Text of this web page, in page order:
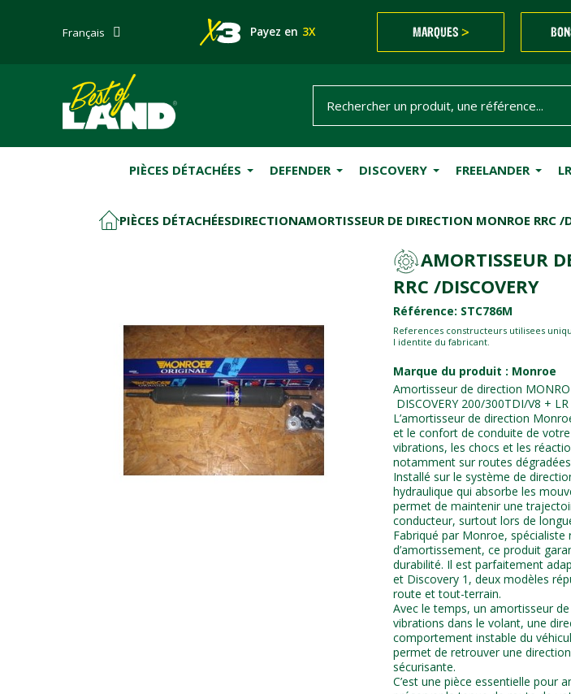
Français Payez en 3X MARQUES >
PIÈCES DÉTACHÉES DEFENDER DISCOVERY FREELANDER
PIÈCES DÉTACHÉESDIRECTIONAMORTISSEUR DE DIRECTION MONROE RRC /
AMORTISSEUR
RRC /DISCOVERY
Référence: STC786M
References constructeurs utilisees
l identite du fabricant.
Marque du produit : Monroe
Amortisseur de direction
DISCOVERY 200/300TDI/V8 +
L’amortisseur de direction
et le confort de conduite de
vibrations, les chocs et les
notamment sur routes
Installé sur le système de
hydraulique qui absorbe les
permet de maintenir une
conducteur, surtout lors de
Fabriqué par Monroe, spécialiste
d’amortissement, ce produit
durabilité. Il est parfaitement
et Discovery 1, deux modèles
route et tout-terrain.
Avec le temps, un amortisseur
vibrations dans le volant, une
comportement instable du
permet de retrouver une
sécurisante.
C’est une pièce essentielle pour